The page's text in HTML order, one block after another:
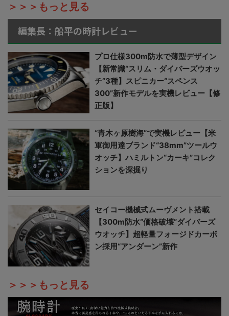
＞＞＞もっと見る
編集長：船平の時計レビュー
プロ仕様300m防水で薄型デザイン
【新常識“スリム・ダイバーズウオッ
チ”3種】スピニカー“スペンス
300”新作モデルを実機レビュー【修
正版】
“青木ヶ原樹海”で実機レビュー【米
軍御用達ブランド“38mm”ツールウ
オッチ】ハミルトン“カーキ”コレク
ションを深掘り
セイコー機械式ムーヴメント搭載
【300m防水“価格破壊”ダイバーズ
ウオッチ】超軽量フォージドカーボ
ン採用“アンダーン”新作
＞＞＞もっと見る